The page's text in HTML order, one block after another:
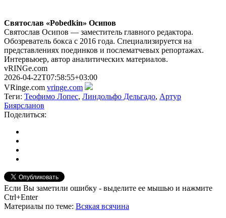
Святослав «Pobedkin» Осипов
Святослав Осипов — заместитель главного редактора.
Обозреватель бокса с 2016 года. Специализируется на
представлениях поединков и послематчевых репортажах.
Интервьюер, автор аналитических материалов.
vRINGe.com
2026-04-22T07:58:55+03:00
VRinge.com vringe.com
Теги: Теофимо Лопес, Линдольфо Дельгадо, Артур
Биярсланов
Поделиться:
Если Вы заметили ошибку - выделите ее мышью и нажмите
Ctrl+Enter
Материалы по теме: Всякая всячина